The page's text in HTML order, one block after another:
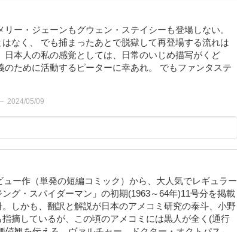
ー・ジェーンもグウェン・ステイシーも登場しない。
なく、 でも捕まったあとで脱獄して再登場する流れは
日本人の私の感覚としては、日常のいじめ描写がくど
のために活動するピーターに幸あれ。 でもファンタステ
2024/05/09
ー作（単発の短編コミック）から、大人気でレギュラー
グ・スパイダーマン」の初期(1963～64年)11号分を掲載
しかも、翻訳と解説が日本のアメコミ研究の泰斗、小野
摘しているが、この頃のアメコミには黒人が全く(通行